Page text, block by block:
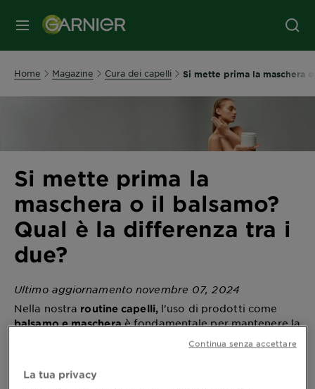
MENU
Home Magazine Cura dei capelli Si mette prima la maschera
Si mette prima la
maschera o il balsamo?
Qual è la differenza tra i
due?
Ultimo aggiornamento novembre 07, 2024
Nella nostra routine capelli,l'uso di prodotti come
balsamo e mascheraè fondamentale per mantenere la
chioma idratata e luminosa. Entrambi offrono benefici
unici e complementari, contribuendo a riparare i
elasticità e lucentezza. Tuttavia, la domanda rimane:
La tua privacy
Continua senza accettare